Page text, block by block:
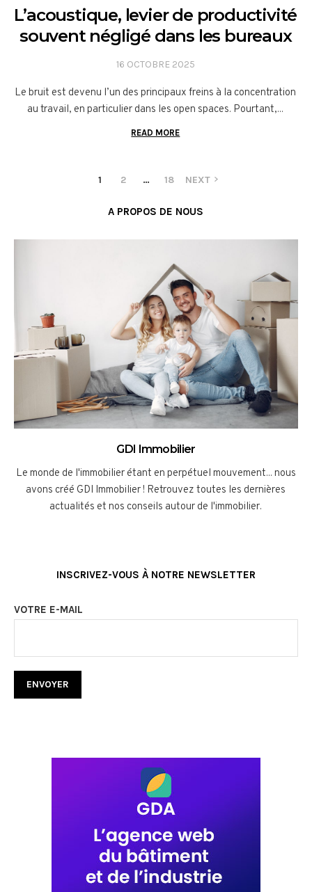
L’acoustique, levier de productivité
souvent négligé dans les bureaux
16 OCTOBRE 2025
Le bruit est devenu l’un des principaux freins à la concentration
au travail, en particulier dans les open spaces. Pourtant,...
READ MORE
1 2 … 18 NEXT
A PROPOS DE NOUS
GDI Immobilier
Le monde de l'immobilier étant en perpétuel mouvement... nous
avons créé GDI Immobilier ! Retrouvez toutes les dernières
actualités et nos conseils autour de l'immobilier.
INSCRIVEZ-VOUS À NOTRE NEWSLETTER
VOTRE E-MAIL